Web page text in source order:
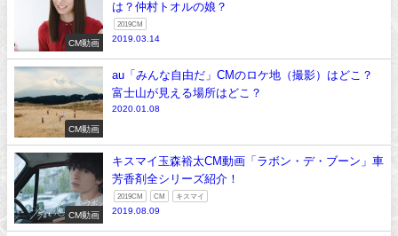
CM動画
は？仲村トオルの娘？
2019CM
2019.03.14
CM動画
au「みんな自由だ」CMのロケ地（撮影）はどこ？
富士山が見える場所はどこ？
2020.01.08
CM動画
キスマイ玉森裕太CM動画「ラボン・デ・ブーン」車
芳香剤全シリーズ紹介！
2019CM CM キスマイ
2019.08.09